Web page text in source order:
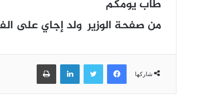
طاب يومكم
من صفحة الوزير ولد إجاي على
شاركها
فيسبوك تويتر لينكدإن طباعة